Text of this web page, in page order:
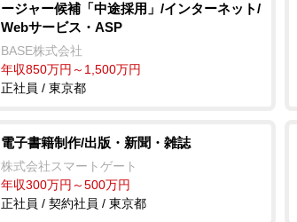
ージャー候補「中途採用」/インターネット/
Webサービス・ASP
BASE株式会社
年収850万円～1,500万円
正社員 / 東京都
電子書籍制作/出版・新聞・雑誌
株式会社スマートゲート
年収300万円～500万円
正社員 / 契約社員 / 東京都